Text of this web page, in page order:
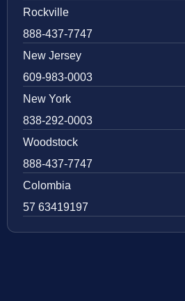
Rockville
888-437-7747
New Jersey
609-983-0003
New York
838-292-0003
Woodstock
888-437-7747
Colombia
57 63419197